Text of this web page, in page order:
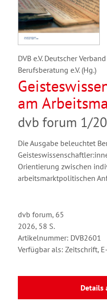
DVB e.V. Deutscher
Berufsberatung e.V. (Hg.)
am
dvb forum 1/
Die Ausgabe beleuchtet
Orientierung zwischen
arbeitsmarktpolitischen
dvb forum, 65
2026, 58 S.
Artikelnummer: DVB2601
Verfügbar als: Zeitschrift,
Details